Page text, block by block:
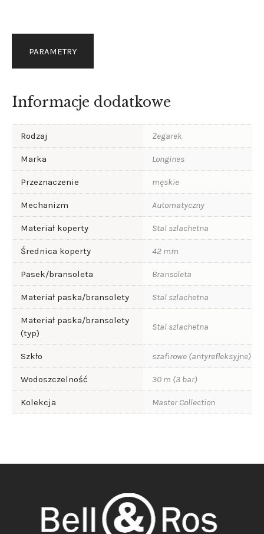
PARAMETRY
Informacje dodatkowe
Rodzaj Zegarek
Marka Longines
Przeznaczenie męskie
Mechanizm Automatyczny
Materiał koperty Stal szlachetna
Średnica koperty 42 mm
Pasek/bransoleta Bransoleta
Materiał paska/bransolety Stal szlachetna
Materiał paska/bransolety
(typ)
Stal szlachetna
Szkło szafirowe (antyrefleksyjne)
Wodoszczelność 30 m (3 bar)
Kolekcja Master Collection